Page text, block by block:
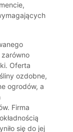
Oferta
ozdobne,
ogrodów, a
Firma
się do jej